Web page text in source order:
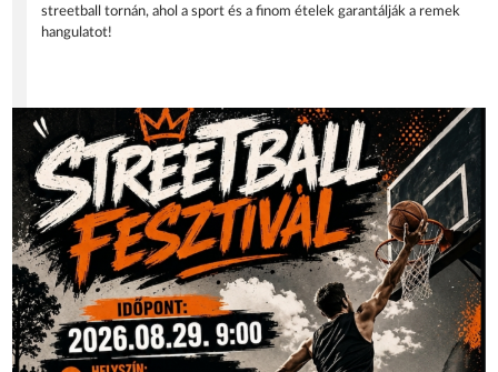
streetball tornán, ahol a sport és a finom ételek garantálják a remek
hangulatot!